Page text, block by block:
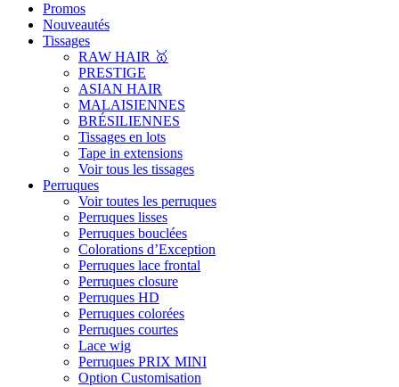
Promos
Nouveautés
Tissages
RAW HAIR 🥇
PRESTIGE
ASIAN HAIR
MALAISIENNES
BRÉSILIENNES
Tissages en lots
Tape in extensions
Voir tous les tissages
Perruques
Voir toutes les perruques
Perruques lisses
Perruques bouclées
Colorations d’Exception
Perruques lace frontal
Perruques closure
Perruques HD
Perruques colorées
Perruques courtes
Lace wig
Perruques PRIX MINI
Option Customisation